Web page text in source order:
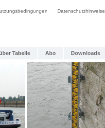
Datenschutzhinweise
Tabelle Abo Downloads